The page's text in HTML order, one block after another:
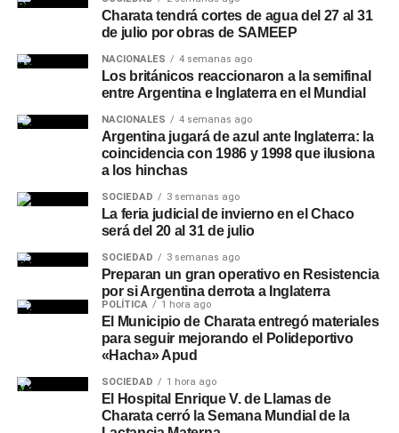
Charata tendrá cortes de agua del 27 al 31
de julio por obras de SAMEEP
NACIONALES 4 semanas ago
Los británicos reaccionaron a la semifinal
entre Argentina e Inglaterra en el Mundial
NACIONALES 4 semanas ago
Argentina jugará de azul ante Inglaterra: la
coincidencia con 1986 y 1998 que ilusiona
a los hinchas
SOCIEDAD 3 semanas ago
La feria judicial de invierno en el Chaco
será del 20 al 31 de julio
SOCIEDAD 3 semanas ago
Preparan un gran operativo en Resistencia
por si Argentina derrota a Inglaterra
POLÍTICA 1 hora ago
El Municipio de Charata entregó materiales
para seguir mejorando el Polideportivo
«Hacha» Apud
SOCIEDAD 1 hora ago
El Hospital Enrique V. de Llamas de
Charata cerró la Semana Mundial de la